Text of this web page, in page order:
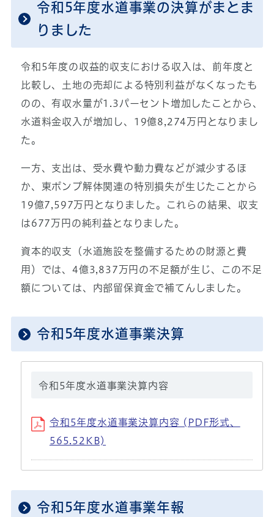
令和5年度水道事業の決算がまとま
りました
令和5年度の収益的収支における収入は、前年度と
比較し、土地の売却による特別利益がなくなったも
のの、有収水量が1.3パーセント増加したことから、
水道料金収入が増加し、19億8,274万円となりまし
た。
一方、支出は、受水費や動力費などが減少するほ
か、東ポンプ解体関連の特別損失が生じたことから
19億7,597万円となりました。これらの結果、収支
は677万円の純利益となりました。
資本的収支（水道施設を整備するための財源と費
用）では、4億3,837万円の不足額が生じ、この不足
額については、内部留保資金で補てんしました。
令和5年度水道事業決算
令和5年度水道事業決算内容
令和5年度水道事業決算内容 (PDF形式、
565.52KB)
令和5年度水道事業年報